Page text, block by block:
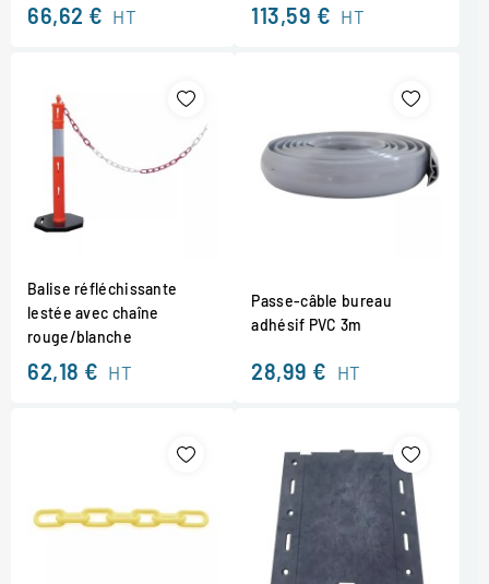
66,62 € HT 113,59 € HT
Balise réfléchissante
lestée avec chaîne
rouge/blanche
62,18 € HT
Passe-câble bureau
adhésif PVC 3m
28,99 € HT